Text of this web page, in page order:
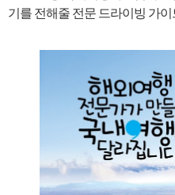
기를 전해줄 전문 드라이빙 가